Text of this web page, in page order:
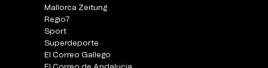
Mallorca Zeitung
Regio7
Sport
Superdeporte
El Correo Gallego